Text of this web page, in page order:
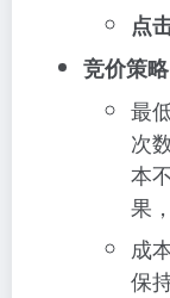
点
竞价策略
最
次
本
果
成
保